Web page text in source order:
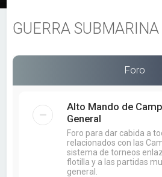
GUERRA SUBMARINA
Foro
Alto Mando de
General
Foro para dar cabida a
relacionados con las
sistema de torneos
flotilla y a las partidas
general.